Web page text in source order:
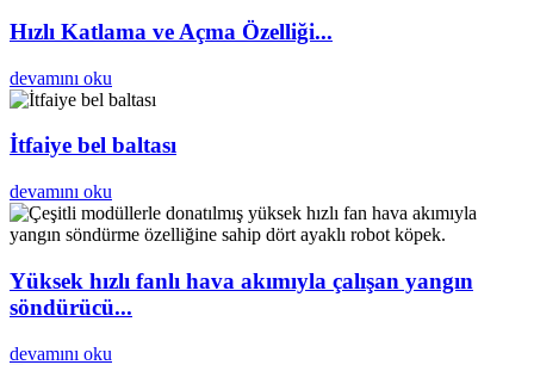
Hızlı Katlama ve Açma Özelliği...
devamını oku
İtfaiye bel baltası
devamını oku
Yüksek hızlı fanlı hava akımıyla çalışan yangın
söndürücü...
devamını oku